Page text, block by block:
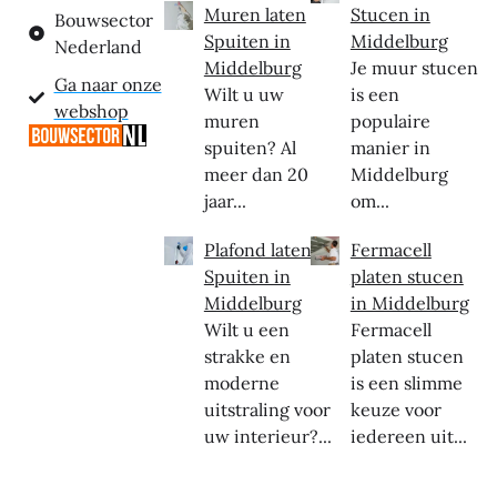
Bouwsector
Nederland
Ga naar onze
webshop
Muren laten
Spuiten in
Middelburg
Wilt u uw
muren
spuiten? Al
meer dan 20
jaar...
Plafond laten
Spuiten in
Middelburg
Wilt u een
strakke en
moderne
uitstraling voor
uw interieur?...
Stucen in
Middelburg
Je muur stucen
is een
populaire
manier in
Middelburg
om...
Fermacell
platen stucen
in Middelburg
Fermacell
platen stucen
is een slimme
keuze voor
iedereen uit...